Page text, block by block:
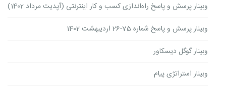
وبینار پرسش و پاسخ راه‌اندازی کسب و کار اینترنتی (آپدیت مرداد 1402)
وبینار پرسش و پاسخ شماره 75-26 اردیبهشت 1402
وبینار گوگل دیسکاور
وبینار استراتژی پیام